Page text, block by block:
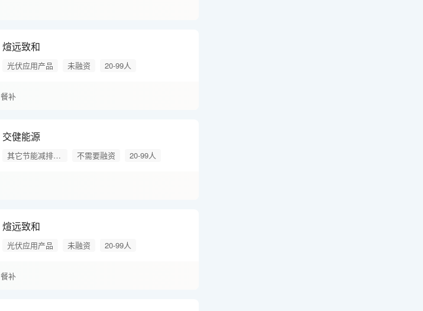
煊远致和
光伏应用产品 未融资 20-99人
餐补
交健能源
其它节能减排产品 不需要融资 20-99人
煊远致和
光伏应用产品 未融资 20-99人
餐补